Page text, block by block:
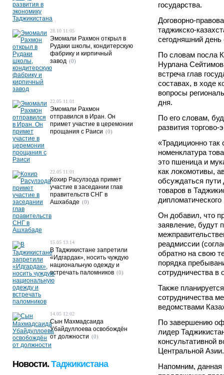
государства.
Договорно-
таджикско-
сегодняшний день
По словам посла
Нурлана
встреча глав
составах, в ходе
вопросы
дня.
По его словам,
развития
«Традиционно так
номенклатура
это пшеница и
как локомотивы,
обсуждаться
товаров в
Он добавил, что
заявление, будут
реадмиссии
обратно на свою
порядка
сотрудничества в
Также
сотрудничества
ведомствами
По завершению
лидер
консультативной
Центральной Азии.
Напомним, данная
28.10 11:05
Эмомали Рахмон открыл в
Рудаки школы, кондитерскую
фабрику и кирпичный
завод (0)
22.05 11:01
Эмомали Рахмон
отправился в Иран. Он
примет участие в церемонии
прощания с Раиси (0)
22.05 11:01
Кохир Расулзода примет
участие в заседании глав
правительств СНГ в
Ашхабаде (0)
15.05 13:14
В Таджикистане запретили
«Идгардак», носить чуждую
национальную одежду и
встречать паломников (0)
14.05 12:02
Сын Махмадсаида
Убайдуллоева освобождён
от должности (0)
Новости. Таджикистана